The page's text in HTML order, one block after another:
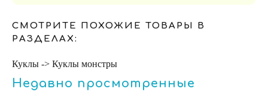
СМОТРИТЕ ПОХОЖИЕ ТОВАРЫ В
РАЗДЕЛАХ:
Куклы -> Куклы монстры
Недавно просмотренные